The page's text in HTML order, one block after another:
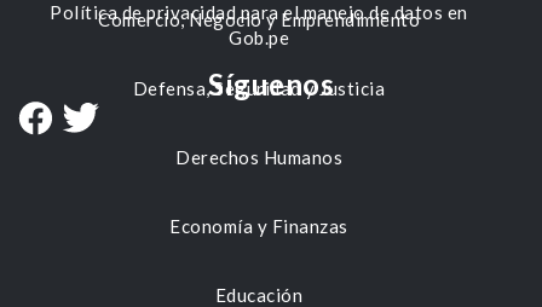
Comercio, Negocio y Emprendimiento
Defensa, Seguridad y Justicia
Derechos Humanos
Economía y Finanzas
Educación
Política de privacidad para el manejo de datos en
Gob.pe
Síguenos